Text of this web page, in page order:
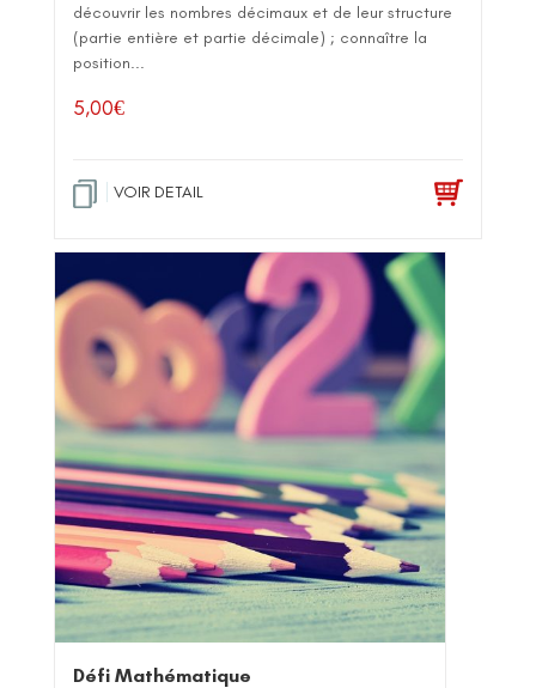
découvrir les nombres décimaux et de leur structure
(partie entière et partie décimale) ; connaître la
position...
5,00€
VOIR DETAIL
Défi Mathématique